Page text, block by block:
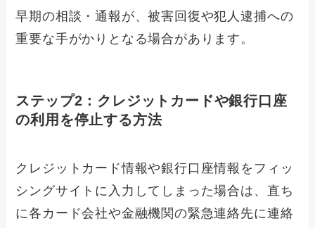
早期の相談・通報が、被害回復や犯人逮捕への
重要な手がかりとなる場合があります。
ステップ2：クレジットカードや銀行口座
の利用を停止する方法
クレジットカード情報や銀行口座情報をフィッ
シングサイトに入力してしまった場合は、直ち
に各カード会社や金融機関の緊急連絡先に連絡